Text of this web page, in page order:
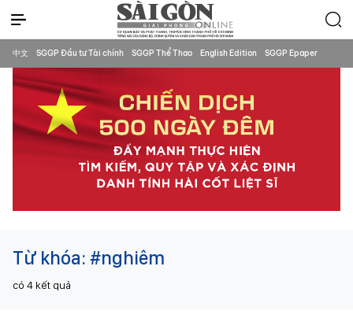
中文 SGGP Đầu tư Tài chính SGGP Thể Thao English Edition SGGP Epaper
Từ khóa: #nghiêm
có 4 kết quả